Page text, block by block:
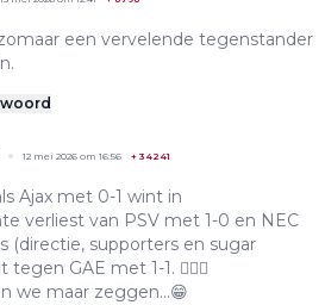
een vervelende tegenstander
12 mei 2026 om 16:56 + 34241
Ajax met 0-1 wint in
verliest van PSV met 1-0 en NEC
(directie, supporters en sugar
GAE met 1-1. 👍🏼😂
we maar zeggen...😁